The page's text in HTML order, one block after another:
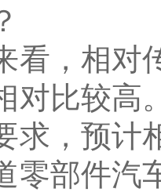
看，相对
对比较高
求，预计
零部件汽